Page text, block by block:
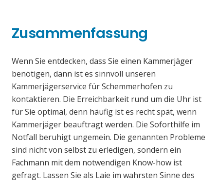
Zusammenfassung
Wenn Sie entdecken, dass Sie einen Kammerjäger
benötigen, dann ist es sinnvoll unseren
Kammerjägerservice für Schemmerhofen zu
kontaktieren. Die Erreichbarkeit rund um die Uhr ist
für Sie optimal, denn häufig ist es recht spät, wenn
Kammerjäger beauftragt werden. Die Soforthilfe im
Notfall beruhigt ungemein. Die genannten Probleme
sind nicht von selbst zu erledigen, sondern ein
Fachmann mit dem notwendigen Know-how ist
gefragt. Lassen Sie als Laie im wahrsten Sinne des